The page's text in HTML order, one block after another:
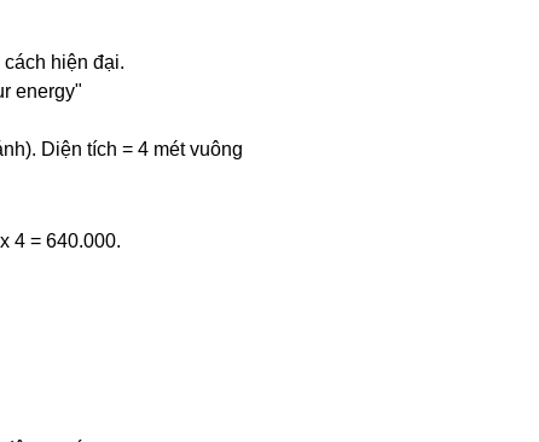
hiện đại.
energy"
Diện tích = 4 mét vuông
4 = 640.000.